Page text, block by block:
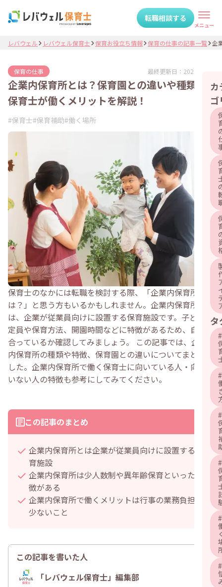
転職相談する
メニュー
カ
ゴ
タ
#
#
#
#
#
#
レバウェル レバウェル保育士 保育お役立ち情報 保育の仕事の記事一覧 企
保育の仕事 最終更新日： 2025.11.04
企業内保育所とは？保育園との違いや種類・
保育士が働くメリットを解説！
#保育士#保育補助#働く場所
保育士のなかには転職を検討する際、「企業内保育所と
は？」と思う方もいるかもしれません。企業内保育所と
は、企業が従業員向けに設置する保育施設です。子どもの
定員や保育方法、開園時間などに特徴があるため、自分に
合っているか確認してみましょう。 この記事では、企業
内保育所の種類や特徴、保育園との違いについてまとめま
した。企業内保育所で働く保育士に向いている人・向いて
いない人の特徴も参考にしてみてください。
この記事のまとめ
企業内保育所とは企業が従業員向けに設置する保
育施設
企業内保育所は少人数制や異年齢保育といった特
徴がある
企業内保育所で働くメリットは行事の業務負担が
少ないこと
この記事を書いた人
「レバウェル保育士」編集部